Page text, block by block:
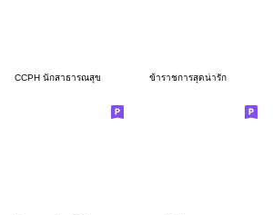
CCPH นักสาธารณสุข ข้าราชการสุดน่ารัก